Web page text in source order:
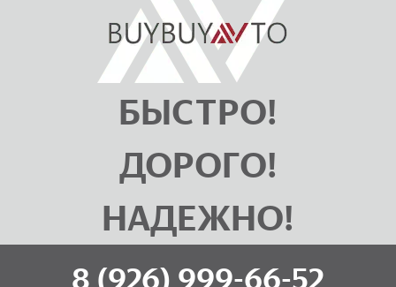
БЫСТРО!
ДОРОГО!
НАДЕЖНО!
8 (926) 999-66-52